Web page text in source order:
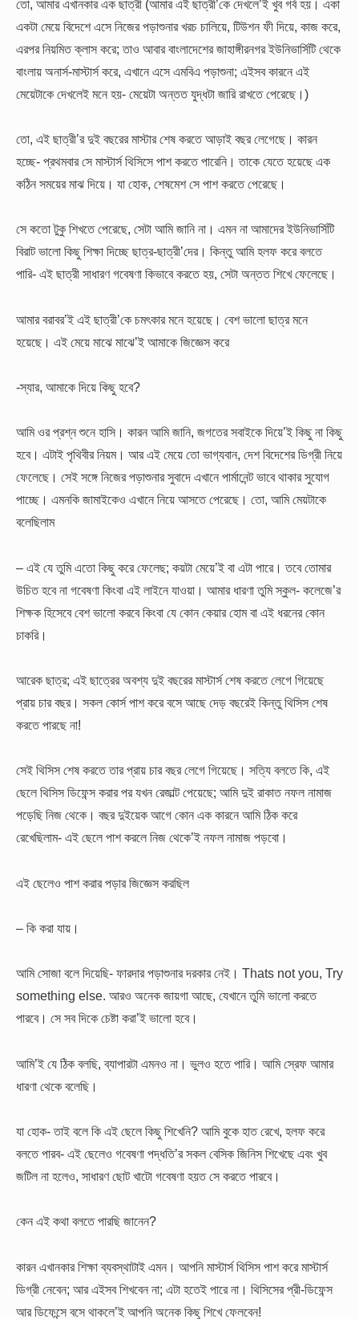
তো, আমার এখানকার এক ছাত্রী (আমার এই ছাত্রী’কে দেখলে’ই খুব গর্ব হয়। একা
একটা মেয়ে বিদেশে এসে নিজের পড়াশুনার খরচ চালিয়ে, টিউশন ফী দিয়ে, কাজ করে,
এরপর নিয়মিত ক্লাস করে; তাও আবার বাংলাদেশের জাহাঙ্গীরনগর ইউনিভার্সিটি থেকে
বাংলায় অনার্স-মাস্টার্স করে, এখানে এসে এমবিএ পড়াশুনা; এইসব কারনে এই
মেয়েটাকে দেখলেই মনে হয়- মেয়েটা অন্তত যুদ্ধটা জারি রাখতে পেরেছে।)
তো, এই ছাত্রী’র দুই বছরের মাস্টার শেষ করতে আড়াই বছর লেগেছে। কারন
হচ্ছে- প্রথমবার সে মাস্টার্স থিসিসে পাশ করতে পারেনি। তাকে যেতে হয়েছে এক
কঠিন সময়ের মাঝ দিয়ে। যা হোক, শেষমেশ সে পাশ করতে পেরেছে।
সে কতো টুকু শিখতে পেরেছে, সেটা আমি জানি না। এমন না আমাদের ইউনিভার্সিটি
বিরাট ভালো কিছু শিক্ষা দিচ্ছে ছাত্র-ছাত্রী’দের। কিন্তু আমি হলফ করে বলতে
পারি- এই ছাত্রী সাধারণ গবেষণা কিভাবে করতে হয়, সেটা অন্তত শিখে ফেলেছে।
আমার বরাবর’ই এই ছাত্রী’কে চমৎকার মনে হয়েছে। বেশ ভালো ছাত্র মনে
হয়েছে। এই মেয়ে মাঝে মাঝে’ই আমাকে জিজ্ঞেস করে
-স্যার, আমাকে দিয়ে কিছু হবে?
আমি ওর প্রশ্ন শুনে হাসি। কারন আমি জানি, জগতের সবাইকে দিয়ে’ই কিছু না কিছু
হবে। এটাই পৃথিবীর নিয়ম। আর এই মেয়ে তো ভাগ্যবান, দেশ বিদেশের ডিগ্রী নিয়ে
ফেলেছে। সেই সঙ্গে নিজের পড়াশুনার সুবাদে এখানে পার্মানেন্ট ভাবে থাকার সুযোগ
পাচ্ছে। এমনকি জামাইকেও এখানে নিয়ে আসতে পেরেছে। তো, আমি মেয়টাকে
বলেছিলাম
– এই যে তুমি এতো কিছু করে ফেলেছ; কয়টা মেয়ে’ই বা এটা পারে। তবে তোমার
উচিত হবে না গবেষণা কিংবা এই লাইনে যাওয়া। আমার ধারণা তুমি স্কুল- কলেজে’র
শিক্ষক হিসেবে বেশ ভালো করবে কিংবা যে কোন কেয়ার হোম বা এই ধরনের কোন
চাকরি।
আরেক ছাত্র; এই ছাত্রের অবশ্য দুই বছরের মাস্টার্স শেষ করতে লেগে গিয়েছে
প্রায় চার বছর। সকল কোর্স পাশ করে বসে আছে দেড় বছরেই কিন্তু থিসিস শেষ
করতে পারছে না!
সেই থিসিস শেষ করতে তার প্রায় চার বছর লেগে গিয়েছে। সত্যি বলতে কি, এই
ছেলে থিসিস ডিফেন্স করার পর যখন রেজাল্ট পেয়েছে; আমি দুই রাকাত নফল নামাজ
পড়েছি নিজ থেকে। বছর দুইয়েক আগে কোন এক কারনে আমি ঠিক করে
রেখেছিলাম- এই ছেলে পাশ করলে নিজ থেকে’ই নফল নামাজ পড়বো।
এই ছেলেও পাশ করার পড়ার জিজ্ঞেস করছিল
– কি করা যায়।
আমি সোজা বলে দিয়েছি- ফারদার পড়াশুনার দরকার নেই। Thats not you, Try
something else. আরও অনেক জায়গা আছে, যেখানে তুমি ভালো করতে
পারবে। সে সব দিকে চেষ্টা করা’ই ভালো হবে।
আমি’ই যে ঠিক বলছি, ব্যাপারটা এমনও না। ভুলও হতে পারি। আমি স্রেফ আমার
ধারণা থেকে বলেছি।
যা হোক- তাই বলে কি এই ছেলে কিছু শিখেনি? আমি বুকে হাত রেখে, হলফ করে
বলতে পারব- এই ছেলেও গবেষণা পদ্ধতি’র সকল বেসিক জিনিস শিখেছে এবং খুব
জটিল না হলেও, সাধারণ ছোট খাটো গবেষণা হয়ত সে করতে পারবে।
কেন এই কথা বলতে পারছি জানেন?
কারন এখানকার শিক্ষা ব্যবস্থাটাই এমন। আপনি মাস্টার্স থিসিস পাশ করে মাস্টার্স
ডিগ্রী নেবেন; আর এইসব শিখবেন না; এটা হতেই পারে না। থিসিসের প্রী-ডিফেন্স
আর ডিফেন্সে বসে থাকলে’ই আপনি অনেক কিছু শিখে ফেলবেন!